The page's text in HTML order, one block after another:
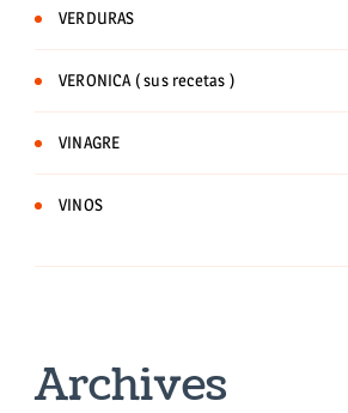
VERDURAS
VERONICA ( sus recetas )
VINAGRE
VINOS
Archives